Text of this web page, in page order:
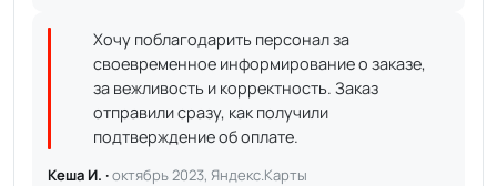
Хочу поблагодарить персонал за
своевременное информирование о заказе,
за вежливость и корректность. Заказ
отправили сразу, как получили
подтверждение об оплате.
Кеша И. ·октябрь 2023, Яндекс.Карты